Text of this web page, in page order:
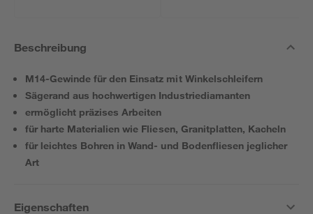
Beschreibung
M14-Gewinde für den Einsatz mit Winkelschleifern
Sägerand aus hochwertigen Industriediamanten
ermöglicht präzises Arbeiten
für harte Materialien wie Fliesen, Granitplatten, Kacheln
für leichtes Bohren in Wand- und Bodenfliesen jeglicher
Art
Eigenschaften